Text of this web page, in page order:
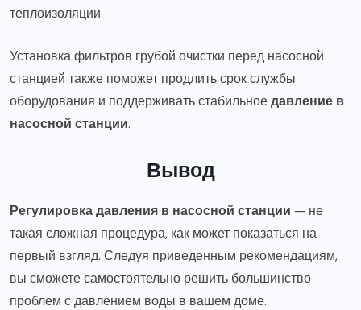
теплоизоляции.
Установка фильтров грубой очистки перед насосной
станцией также поможет продлить срок службы
оборудования и поддерживать стабильноедавление в
насосной станции.
Вывод
Регулировка давления в насосной станции — не
такая сложная процедура, как может показаться на
первый взгляд. Следуя приведенным рекомендациям,
вы сможете самостоятельно решить большинство
проблем с давлением воды в вашем доме.